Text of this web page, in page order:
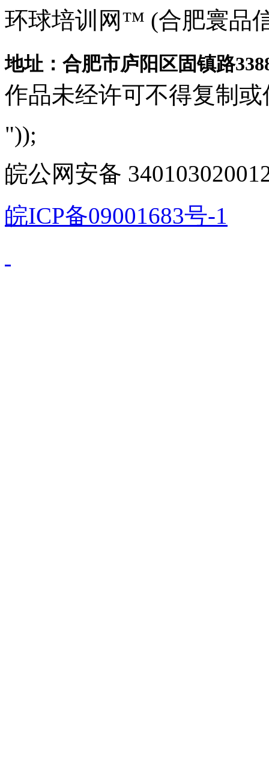
环球培训网™ (合肥寰品
地址：合肥市庐阳区固镇路
作品未经许可不得复制或
"));
皖公网安备
皖ICP备09001683号-1